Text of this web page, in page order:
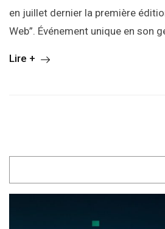
en juillet dernier la première
Web”. Événement unique en son
Lire +